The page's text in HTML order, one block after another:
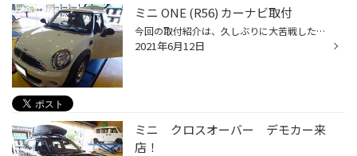
ミニ ONE (R56) カーナビ取付
今回の取付紹介は、久しぶりに大苦戦したナビの取付を紹介します。 ミニ ONE(R５６）に専用取付キットを使い ケンウッドナビ ＭＤＶ－Ｄ７０８ＢＴの取付事例です。作業前のオーディオセンターパネルの状態がこんな感じ・・・・はじめの工程はここからスタート！ メータ上部前方の空調ダクトのサー...
2021年6月12日
ミニ クロスオーバー デモカー来
店！